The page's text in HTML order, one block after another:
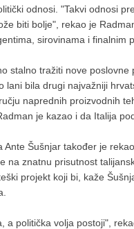
odnosi. "Takvi odnosi
biti bolje", rekao je
sirovinama i finalnim
stalno tražiti nove
lani bila drugi najvažniji
naprednih proizvodnih
je kazao i da Italija
Ante Šušnjar također je
na znatnu prisutnost
projekt koji bi, kaže
a politička volja postoji",